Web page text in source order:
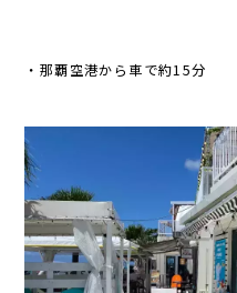
・那覇空港から車で約15分